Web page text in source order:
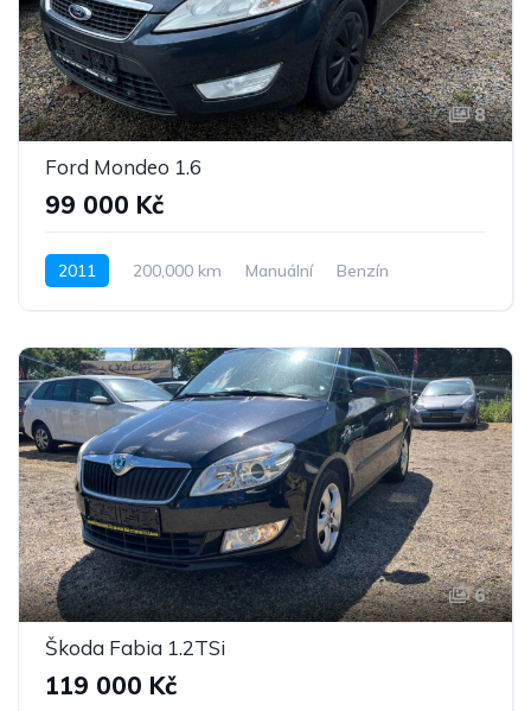
8
Ford Mondeo 1.6
99 000 Kč
2011 200,000 km Manuální
Benzín
6
Škoda Fabia 1.2TSi
119 000 Kč